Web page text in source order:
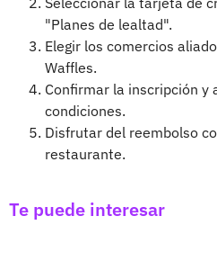
"Planes de lealtad".
Elegir los comercios
Waffles.
Confirmar la inscripción y
condiciones.
Disfrutar del reembolso
restaurante.
Te puede interesar